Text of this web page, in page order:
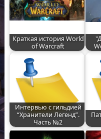
Краткая история World
of Warcraft
Интервью с гильдией
“Хранители Легенд”.
Часть №2